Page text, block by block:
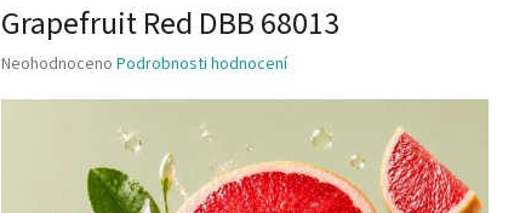
Grapefruit Red DBB 68013
Průměrné hodnocení produktu je 0.0 z 5 hvězdiček.
Neohodnoceno Podrobnosti hodnocení